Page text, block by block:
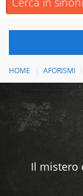
HOME AFORISMI
Il mistero